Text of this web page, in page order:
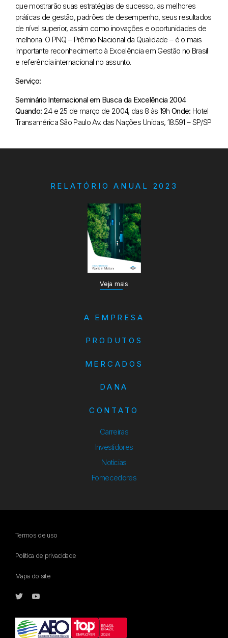
que mostrarão suas estratégias de sucesso, as melhores
práticas de gestão, padrões de desempenho, seus resultados
de nível superior, assim como inovações e oportunidades de
melhoria. O PNQ – Prêmio Nacional da Qualidade – é o mais
importante reconhecimento à Excelência em Gestão no Brasil
e referência internacional no assunto.
Serviço:
Seminário Internacional em Busca da Excelência 2004
Quando: 24 e 25 de março de 2004, das 8 às 19h Onde: Hotel
Transamérica São Paulo Av. das Nações Unidas, 18.591 – SP/SP
RELATÓRIO ANUAL 2023
Veja mais
A EMPRESA
PRODUTOS
MERCADOS
DANA
CONTATO
Carreiras
Investidores
Notícias
Fornecedores
Termos de uso
Política de privacidade
Mapa do site